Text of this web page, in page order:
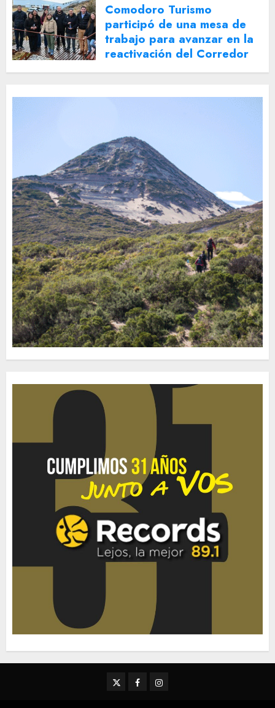
Comodoro Turismo
participó de una mesa de
trabajo para avanzar en la
reactivación del Corredor
Turístico Integrado
TwitterFacebookInstagram